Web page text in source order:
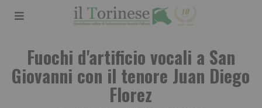
Fuochi d'artificio vocali a San
Giovanni con il tenore Juan Diego
Florez